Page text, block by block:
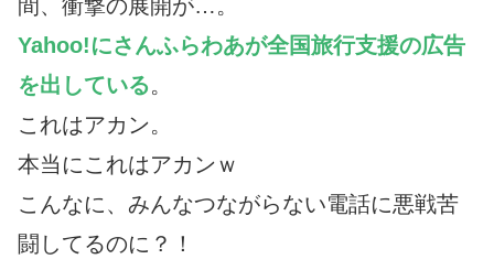
間、衝撃の展開が…。
Yahoo!にさんふらわあが全国旅行支援の広告
を出している。
これはアカン。
本当にこれはアカンｗ
こんなに、みんなつながらない電話に悪戦苦
闘してるのに？！